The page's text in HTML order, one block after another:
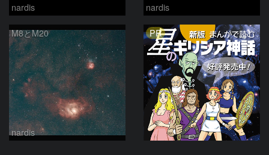
nardis nardis
M8とM20
nardis
PR